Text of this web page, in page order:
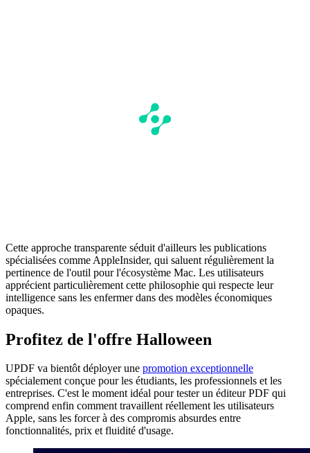
Cette approche transparente séduit d'ailleurs les publications
spécialisées comme AppleInsider, qui saluent régulièrement la
pertinence de l'outil pour l'écosystème Mac. Les utilisateurs
apprécient particulièrement cette philosophie qui respecte leur
intelligence sans les enfermer dans des modèles économiques
opaques.
Profitez de l'offre Halloween
UPDF va bientôt déployer une promotion exceptionnelle
spécialement conçue pour les étudiants, les professionnels et les
entreprises. C'est le moment idéal pour tester un éditeur PDF qui
comprend enfin comment travaillent réellement les utilisateurs
Apple, sans les forcer à des compromis absurdes entre
fonctionnalités, prix et fluidité d'usage.